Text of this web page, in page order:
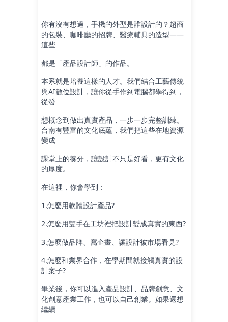
你有沒有想過，手機的外型是誰設計的？超商
的包裝、咖啡廳的招牌、醫療輔具的造型——
這些
都是「產品設計師」的作品。
本系就是培養這樣的人才。我們結合工藝傳統
與AI數位設計，讓你從手作到電腦都學得到，
從發
想概念到做出真實產品，一步一步完整訓練。
台南有豐富的文化底蘊，我們把這些在地資源
變成
課堂上的養分，讓設計不只是好看，更有文化
的厚度。
在這裡，你會學到：
1.怎麼用軟體設計產品?
2.怎麼用雙手在工坊裡把設計變成真實的東西?
3.怎麼做品牌、寫企畫、讓設計被市場看見?
4.怎麼和業界合作，在學期間就接觸真實的設
計案子?
畢業後，你可以進入產品設計、品牌創意、文
化創意產業工作，也可以自己創業。如果還想
繼續